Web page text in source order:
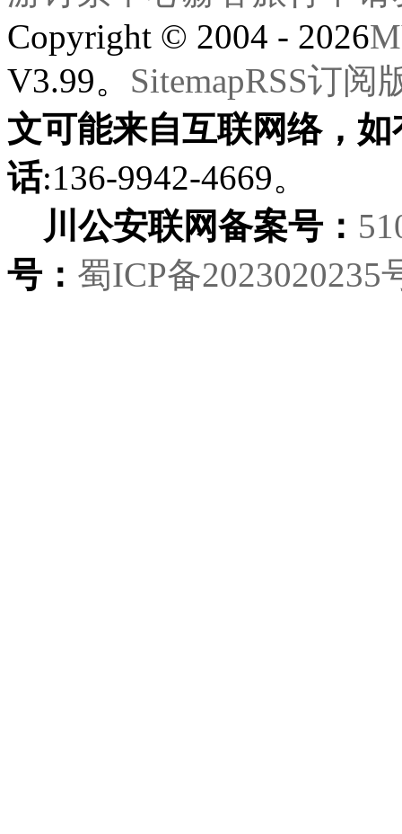
Copyright © 2004 - 2026
V3.99。 SitemapRSS订阅
文可能来自互联网络，
话:136-9942-4669。
川公安联网备案号：
号： 蜀ICP备2023020235